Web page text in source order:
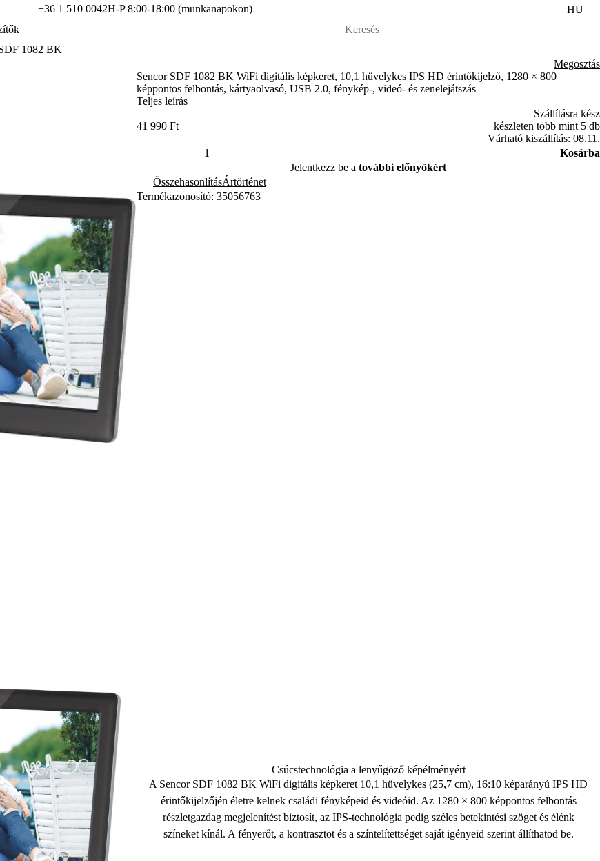
+36 1 510 0042H-P 8:00-18:00 (munkanapokon)
HU
1082 BK
Megosztás
Sencor SDF 1082 BK WiFi digitális képkeret, 10,1 hüvelykes IPS HD érintőkijelző, 1280 × 800
képpontos felbontás, kártyaolvasó, USB 2.0, fénykép-, videó- és zenelejátszás
Teljes leírás
41 990 Ft
Szállításra kész
készleten több mint 5 db
Várható kiszállítás: 08.11.
Kosárba
Jelentkezz be a további előnyökért
ÖsszehasonlításÁrtörténet
Termékazonosító: 35056763
Csúcstechnológia a lenyűgöző képélményért
A Sencor SDF 1082 BK WiFi digitális képkeret 10,1 hüvelykes (25,7 cm), 16:10 képarányú IPS HD
érintőkijelzőjén életre kelnek családi fényképeid és videóid. Az 1280 × 800 képpontos felbontás
részletgazdag megjelenítést biztosít, az IPS-technológia pedig széles betekintési szöget és élénk
színeket kínál. A fényerőt, a kontrasztot és a színtelítettséget saját igényeid szerint állíthatod be.